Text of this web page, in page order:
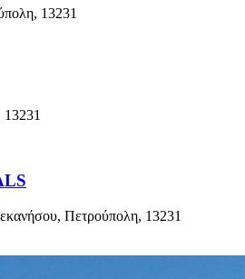
13231
Πετρούπολη, 13231